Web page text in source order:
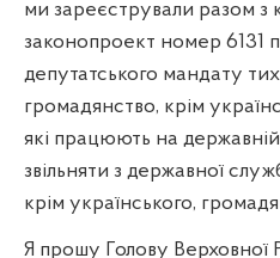
ми зареєстрували разом з
законопроект номер 6131
депутатського мандату тих
громадянство, крім
які працюють на державній
звільняти з державної
крім українського,
Я прошу Голову Верховної